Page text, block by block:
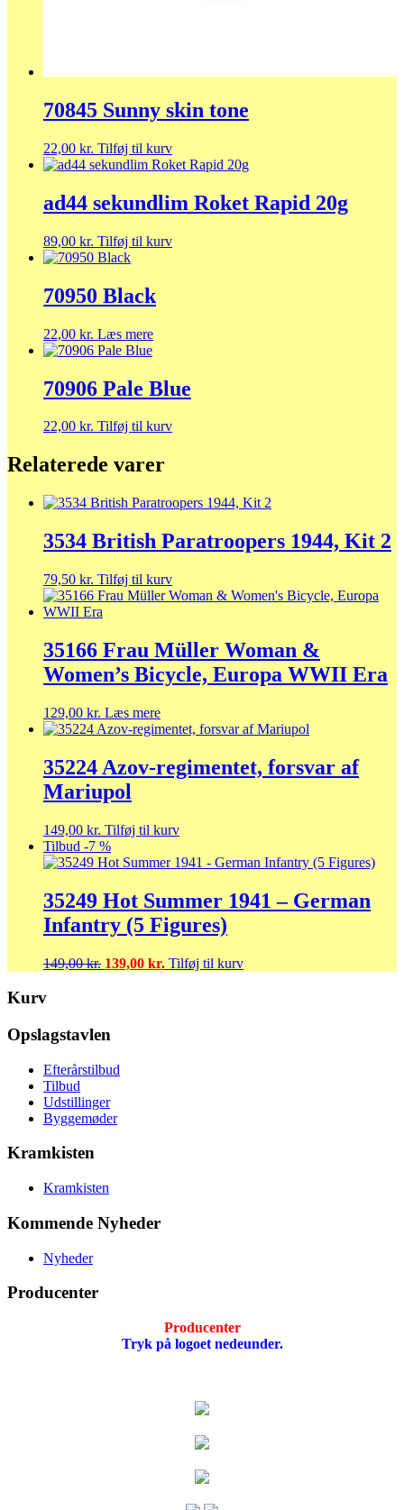
70845 Sunny skin tone
22,00 kr. Tilføj til kurv
ad44 sekundlim Roket Rapid 20g
89,00 kr. Tilføj til kurv
70950 Black
22,00 kr. Læs mere
70906 Pale Blue
22,00 kr. Tilføj til kurv
Relaterede varer
3534 British Paratroopers 1944, Kit 2
79,50 kr. Tilføj til kurv
35166 Frau Müller Woman &
Women’s Bicycle, Europa WWII Era
129,00 kr. Læs mere
35224 Azov-regimentet, forsvar af
Mariupol
149,00 kr. Tilføj til kurv
Tilbud -7 %
35249 Hot Summer 1941 – German
Infantry (5 Figures)
149,00kr. Den
139,00 kr. Den
Tilføj til kurv
Kurv
Opslagstavlen
Efterårstilbud
Tilbud
Udstillinger
Byggemøder
Kramkisten
Kramkisten
Kommende Nyheder
Nyheder
Producenter
Producenter
Tryk på logoet nedeunder.